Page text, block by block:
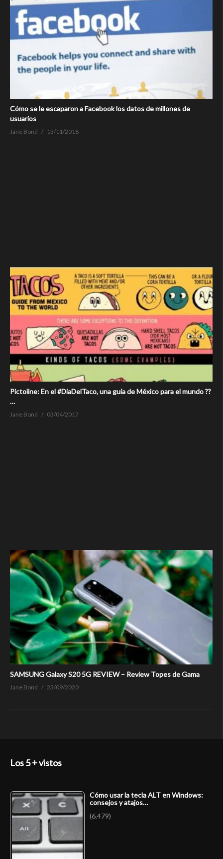
Cómo se le escaparon a Facebook los datos de millones de
usuarios
Jane Bond 13/11/2018
Pictoline: En el #DíaDelTaco, una guía de México para el mundo ??️
…
Jane Bond 03/04/2017
SAMSUNG Galaxy S20 5G REVIEW – Review Topes de Gama
Jane Bond 23/09/2020
Los 5 + vistos
Cómo usar la tecla ALT en Windows:
consejos y atajos…
(6.479)